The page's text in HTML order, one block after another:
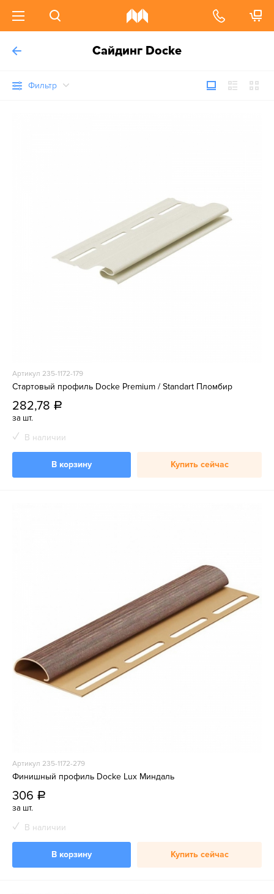
Сайдинг Docke
Фильтр
Артикул 235-1172-179
Стартовый профиль Docke Premium / Standart Пломбир
282,78 a
за шт.
В наличии
В корзину Купить сейчас
Артикул 235-1172-279
Финишный профиль Docke Lux Миндаль
306 a
за шт.
В наличии
В корзину Купить сейчас